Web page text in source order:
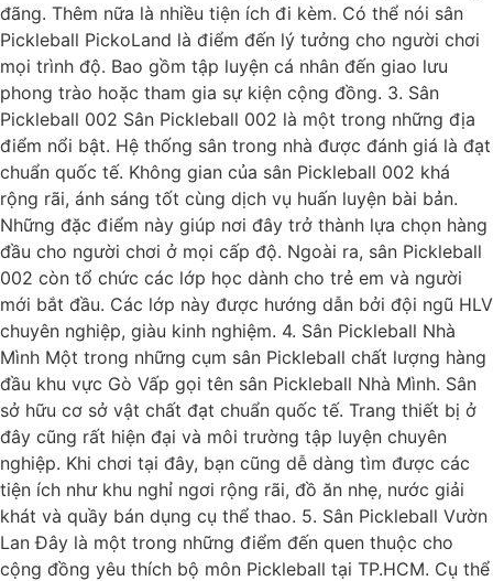
đãng. Thêm nữa là nhiều tiện ích đi kèm. Có thể nói sân
Pickleball PickoLand là điểm đến lý tưởng cho người chơi
mọi trình độ. Bao gồm tập luyện cá nhân đến giao lưu
phong trào hoặc tham gia sự kiện cộng đồng. 3. Sân
Pickleball 002 Sân Pickleball 002 là một trong những địa
điểm nổi bật. Hệ thống sân trong nhà được đánh giá là đạt
chuẩn quốc tế. Không gian của sân Pickleball 002 khá
rộng rãi, ánh sáng tốt cùng dịch vụ huấn luyện bài bản.
Những đặc điểm này giúp nơi đây trở thành lựa chọn hàng
đầu cho người chơi ở mọi cấp độ. Ngoài ra, sân Pickleball
002 còn tổ chức các lớp học dành cho trẻ em và người
mới bắt đầu. Các lớp này được hướng dẫn bởi đội ngũ HLV
chuyên nghiệp, giàu kinh nghiệm. 4. Sân Pickleball Nhà
Mình Một trong những cụm sân Pickleball chất lượng hàng
đầu khu vực Gò Vấp gọi tên sân Pickleball Nhà Mình. Sân
sở hữu cơ sở vật chất đạt chuẩn quốc tế. Trang thiết bị ở
đây cũng rất hiện đại và môi trường tập luyện chuyên
nghiệp. Khi chơi tại đây, bạn cũng dễ dàng tìm được các
tiện ích như khu nghỉ ngơi rộng rãi, đồ ăn nhẹ, nước giải
khát và quầy bán dụng cụ thể thao. 5. Sân Pickleball Vườn
Lan Đây là một trong những điểm đến quen thuộc cho
cộng đồng yêu thích bộ môn Pickleball tại TP.HCM. Cụ thể